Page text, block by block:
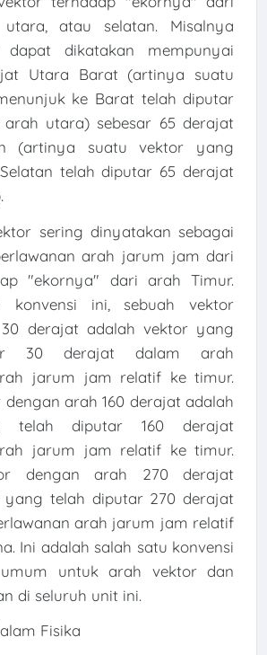
atau selatan. Misalnya
dikatakan mempunyai
Utara Barat (artinya suatu
ke Barat telah diputar
utara) sebesar 65 derajat
(artinya suatu vektor yang
telah diputar 65 derajat
sering dinyatakan sebagai
arah jarum jam dari
"ekornya" dari arah Timur.
konvensi ini, sebuah vektor
derajat adalah vektor yang
30 derajat dalam arah
jarum jam relatif ke timur.
dengan arah 160 derajat adalah
telah diputar 160 derajat
jarum jam relatif ke timur.
dengan arah 270 derajat
yang telah diputar 270 derajat
arah jarum jam relatif
Ini adalah salah satu konvensi
untuk arah vektor dan
di seluruh unit ini.
Fisika